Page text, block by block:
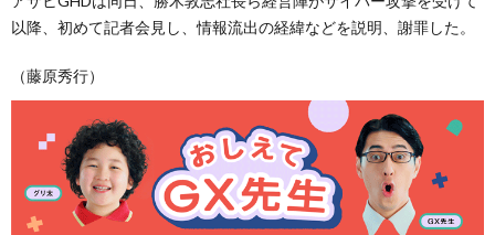
以降、初めて記者会見し、情報流出の経緯などを説明、謝罪した。
（藤原秀行）